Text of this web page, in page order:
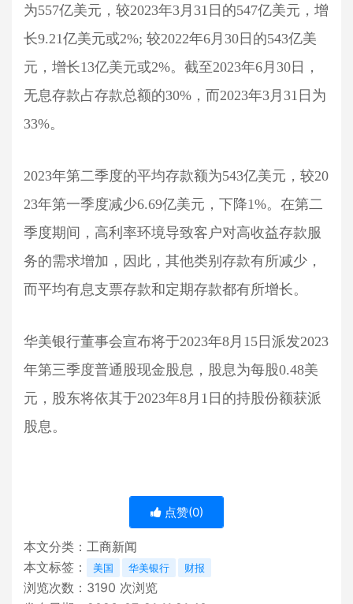
为557亿美元，较2023年3月31日的547亿美元，增
长9.21亿美元或2%; 较2022年6月30日的543亿美
元，增长13亿美元或2%。截至2023年6月30日，
无息存款占存款总额的30%，而2023年3月31日为
33%。
2023年第二季度的平均存款额为543亿美元，较20
23年第一季度减少6.69亿美元，下降1%。在第二
季度期间，高利率环境导致客户对高收益存款服
务的需求增加，因此，其他类别存款有所减少，
而平均有息支票存款和定期存款都有所增长。
华美银行董事会宣布将于2023年8月15日派发2023
年第三季度普通股现金股息，股息为每股0.48美
元，股东将依其于2023年8月1日的持股份额获派
股息。
点赞(0)
本文分类： 工商新闻
本文标签：
美国 华美银行 财报
浏览次数： 3190 次浏览